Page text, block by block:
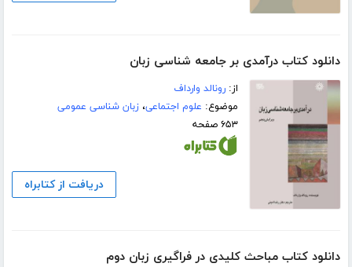
دانلود کتاب درآمدی بر جامعه شناسی زبان
از:رونالد وارداف
موضوع: علوم اجتماعی،زبان شناسی عمومی
۶۵۳ صفحه
دریافت از کتابراه
دانلود کتاب مباحث کلیدی در فراگیری زبان دوم